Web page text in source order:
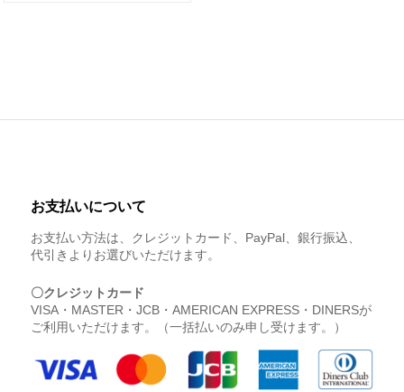
お支払いについて
お支払い方法は、クレジットカード、PayPal、銀行振込、
代引きよりお選びいただけます。
〇クレジットカード
VISA・MASTER・JCB・AMERICAN EXPRESS・DINERSが
ご利用いただけます。（一括払いのみ申し受けます。）